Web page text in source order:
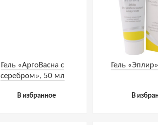
Гель «АргоВасна с
серебром», 50 мл
В избранное
Гель
В